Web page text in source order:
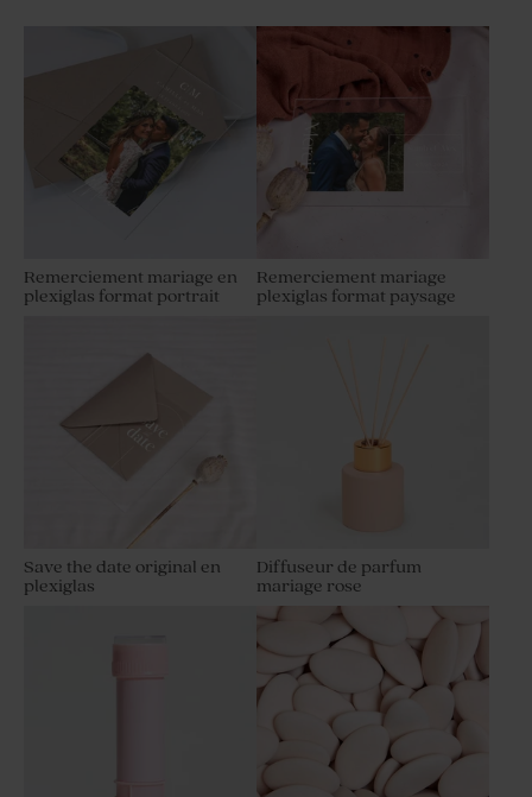
Remerciement mariage en
plexiglas format portrait
Remerciement mariage
plexiglas format paysage
Save the date original en
plexiglas
Diffuseur de parfum
mariage rose